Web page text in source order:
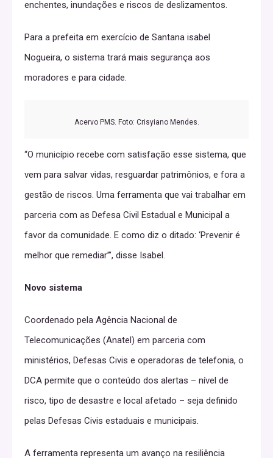
enchentes, inundações e riscos de deslizamentos.
Para a prefeita em exercício de Santana isabel
Nogueira, o sistema trará mais segurança aos
moradores e para cidade.
Acervo PMS. Foto: Crisyiano Mendes.
“O município recebe com satisfação esse sistema, que
vem para salvar vidas, resguardar patrimônios, e fora a
gestão de riscos. Uma ferramenta que vai trabalhar em
parceria com as Defesa Civil Estadual e Municipal a
favor da comunidade. E como diz o ditado: ‘Prevenir é
melhor que remediar’”, disse Isabel.
Novo sistema
Coordenado pela Agência Nacional de
Telecomunicações (Anatel) em parceria com
ministérios, Defesas Civis e operadoras de telefonia, o
DCA permite que o conteúdo dos alertas – nível de
risco, tipo de desastre e local afetado – seja definido
pelas Defesas Civis estaduais e municipais.
A ferramenta representa um avanço na resiliência